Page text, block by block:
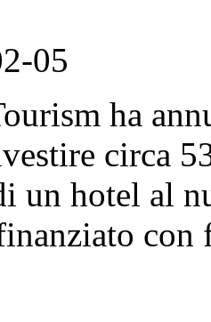
05
ha
circa
un hotel al